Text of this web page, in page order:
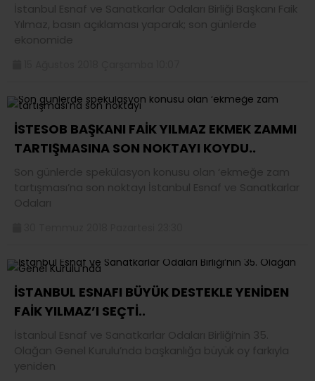
İstanbul Esnaf ve Sanatkarlar Odaları Birliği Başkanı Faik
Yılmaz, basın açıklaması yaparak; son günlerde
ekonomide
İSTESOB BAŞKANI FAİK YILMAZ EKMEK ZAMMI
TARTIŞMASINA SON NOKTAYI KOYDU..
Son günlerde spekülasyon konusu olan ‘ekmeğe zam
tartışması’na son noktayı İstanbul Esnaf ve Sanatkarlar
Odaları
İSTANBUL ESNAFI BÜYÜK DESTEKLE YENİDEN
FAİK YILMAZ’I SEÇTİ..
İstanbul Esnaf ve Sanatkarlar Odaları Birliği’nin 35.
Olağan Genel Kurulu’nda başkanlığa büyük oy farkıyla
yeniden